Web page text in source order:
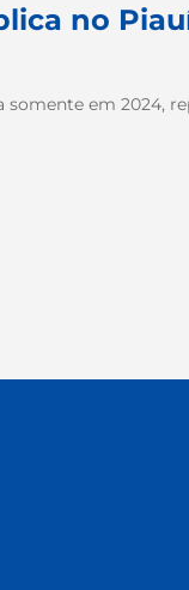
no
somente em 2024,